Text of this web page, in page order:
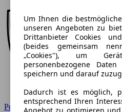
Peugeot
Um Ihnen die
unseren Angeboten zu
Drittanbieter Cookies
(beides gemeinsam
„Cookies"), um
personenbezogene
speichern und darauf
Dadurch ist es möglich,
entsprechend Ihren